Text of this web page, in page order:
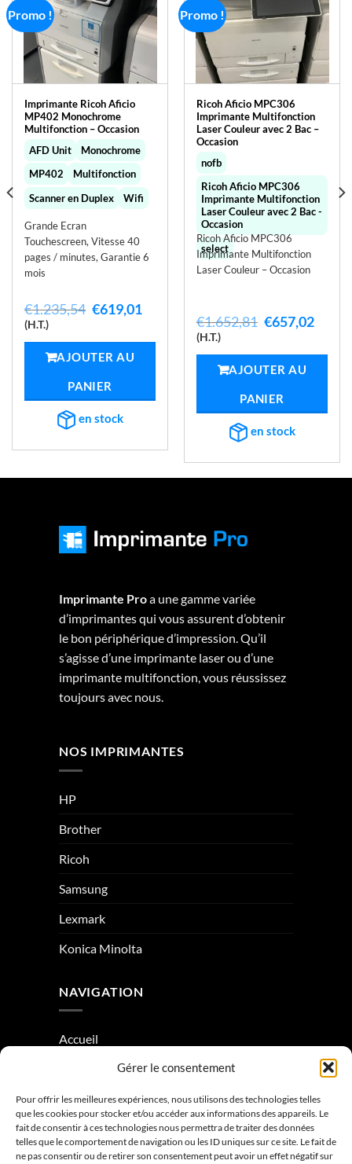
Gérer le consentement
Pour offrir les meilleures expériences, nous utilisons des technologies telles
que les cookies pour stocker et/ou accéder aux informations des appareils. Le
fait de consentir à ces technologies nous permettra de traiter des données
telles que le comportement de navigation ou les ID uniques sur ce site. Le fait de
ne pas consentir ou de retirer son consentement peut avoir un effet négatif sur
Promo !
Imprimante Ricoh Aficio
MP402 Monochrome
Multifonction – Occasion
AFD Unit
Monochrome
MP402
Multifonction
Scanner en Duplex
Wifi
Grande Ecran
Touchescreen, Vitesse 40
pages / minutes, Garantie 6
mois
€1.235,54 Le
était :
€1.235,54.
€619,01
(H.T.)
AJOUTER AU
PANIER
en stock
Promo !
Ricoh Aficio MPC306
Imprimante Multifonction
Laser Couleur avec 2 Bac –
Occasion
nofb
Ricoh Aficio MPC306
Imprimante Multifonction
Laser Couleur avec 2 Bac -
Occasion
select
Ricoh Aficio MPC306
Imprimante Multifonction
Laser Couleur – Occasion
€1.652,81 Le
était :
€1.652,81.
€657,02Le
(H.T.)
AJOUTER AU
PANIER
en stock
Imprimante Proa une gamme variée
d’imprimantes qui vous assurent d’obtenir
le bon périphérique d’impression. Qu’il
s’agisse d’une imprimante laser ou d’une
imprimante multifonction, vous réussissez
toujours avec nous.
NOS IMPRIMANTES
HP
Brother
Ricoh
Samsung
Lexmark
Konica Minolta
NAVIGATION
Accueil
Condition générale de vente
Mentions légales
Contactez-nous